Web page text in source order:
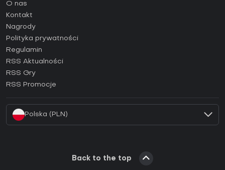
Poradniki
Jak aktywować klucz Steam (CD Key)?
Jak aktywować klucz Epic Games (CD Key)?
Jak aktywować klucz GOG (CD Key)?
Jak aktywować klucz Ubisoft Connect (CD Key)?
O nas
Kontakt
Nagrody
Polityka prywatności
Regulamin
RSS Aktualności
RSS Gry
RSS Promocje
Polska (PLN)
Back to the top